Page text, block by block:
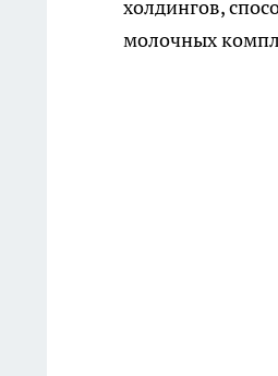
холдингов,
молочных